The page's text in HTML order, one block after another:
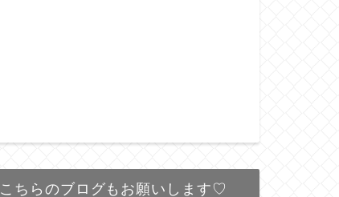
こちらのブログもお願いします♡